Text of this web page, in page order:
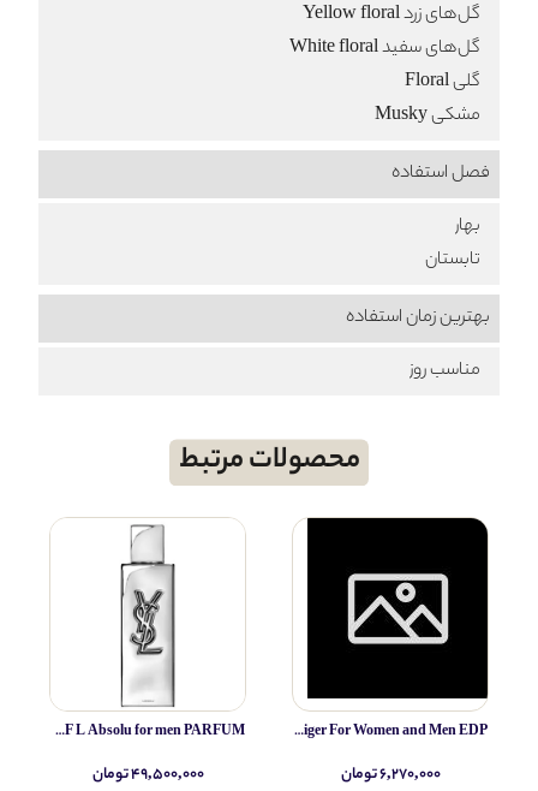
گل‌های زرد Yellow floral
گل‌های سفید White floral
گلی Floral
مشکی Musky
فصل استفاده
بهار
تابستان
بهترین زمان استفاده
مناسب روز
محصولات مرتبط
IRIB Espigan (altamir) Papilo tiger For Women and Men EDP
۶,۲۷۰,۰۰۰ تومان
Yves Saint Laurent MYSLF L Absolu for men PARFUM
۴۹,۵۰۰,۰۰۰ تومان